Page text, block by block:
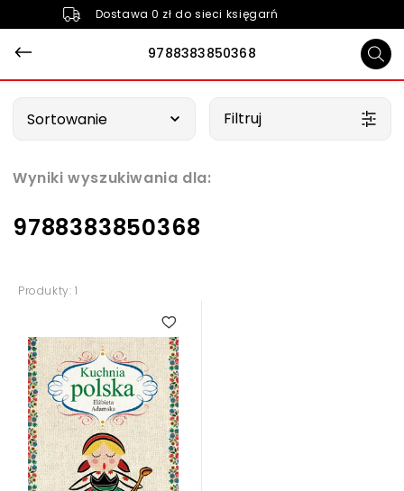
Dostawa 0 zł do sieci księgarń
9788383850368
Wyniki wyszukiwania dla:
9788383850368
Sortowanie Filtruj
Produkty: 1